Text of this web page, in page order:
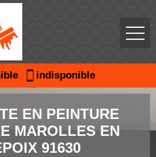
indisponible
EN PEINTURE
MAROLLES EN
91630